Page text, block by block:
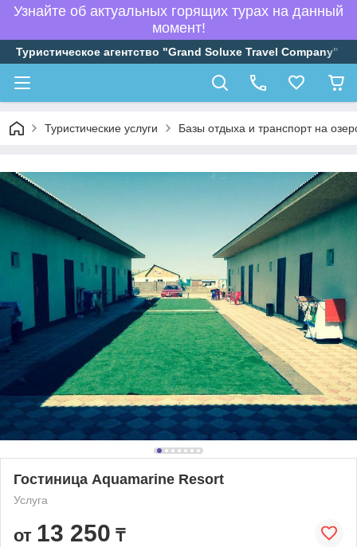
Узнайте об актуальных горящих турах на данный
момент!
Туристическое агентство "Grand Soluxe Travel Company"
Туристические услуги Базы отдыха и транспорт на
Гостиница Aquamarine Resort
Услуга
от 13 250 ₸